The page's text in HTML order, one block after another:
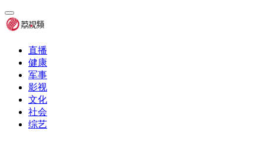
直播
健康
军事
影视
文化
社会
综艺